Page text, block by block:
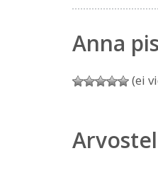
Anna
(ei